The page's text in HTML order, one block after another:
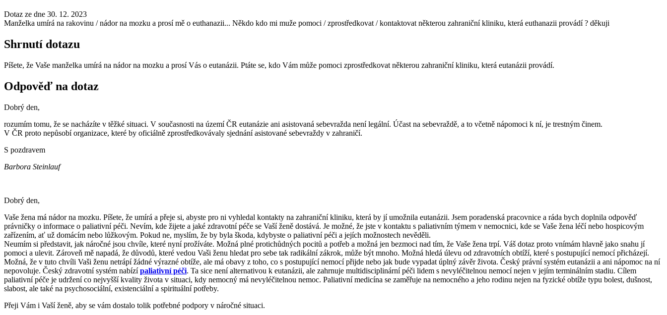
Dotaz ze dne 30. 12. 2023
Manželka umírá na rakovinu / nádor na mozku a prosí mě o euthanazii... Někdo kdo mi muže pomoci / zprostředkovat / kontaktovat některou zahraniční kliniku, která euthanazii provádí ? děkuji
Shrnutí dotazu
Píšete, že Vaše manželka umírá na nádor na mozku a prosí Vás o eutanázii. Ptáte se, kdo Vám může pomoci zprostředkovat některou zahraniční kliniku, která eutanázii provádí.
Odpověď na dotaz
Dobrý den,
rozumím tomu, že se nacházíte v těžké situaci. V současnosti na území ČR eutanázie ani asistovaná sebevražda není legální. Účast na sebevraždě, a to včetně nápomoci k ní, je trestným činem.
V ČR proto nepůsobí organizace, které by oficiálně zprostředkovávaly sjednání asistované sebevraždy v zahraničí.
S pozdravem
Barbora Steinlauf
Dobrý den,
Vaše žena má nádor na mozku. Píšete, že umírá a přeje si, abyste pro ni vyhledal kontakty na zahraniční kliniku, která by jí umožnila eutanázii. Jsem poradenská pracovnice a ráda bych doplnila odpověď
právničky o informace o paliativní péči. Nevím, kde žijete a jaké zdravotní péče se Vaší ženě dostává. Je možné, že jste v kontaktu s paliativním týmem v nemocnici, kde se Vaše žena léčí nebo hospicovým
zařízením, ať už domácím nebo lůžkovým. Pokud ne, myslím, že by byla škoda, kdybyste o paliativní péči a jejích možnostech nevěděli.
Neumím si představit, jak náročné jsou chvíle, které nyní prožíváte. Možná plné protichůdných pocitů a potřeb a možná jen bezmoci nad tím, že Vaše žena trpí. Váš dotaz proto vnímám hlavně jako snahu jí
pomoci a ulevit. Zároveň mě napadá, že důvodů, které vedou Vaši ženu hledat pro sebe tak radikální zákrok, může být mnoho. Možná hledá úlevu od zdravotních obtíží, které s postupující nemocí přicházejí.
Možná, že v tuto chvíli Vaši ženu netrápí žádné výrazné obtíže, ale má obavy z toho, co s postupující nemocí přijde nebo jak bude vypadat úplný závěr života. Český právní systém eutanázii a ani nápomoc na ní
nepovoluje. Český zdravotní systém nabízípaliativní péči. Ta sice není alternativou k eutanázii, ale zahrnuje multidisciplinární péči lidem s nevyléčitelnou nemocí nejen v jejím terminálním stadiu. Cílem
paliativní péče je udržení co nejvyšší kvality života v situaci, kdy nemocný má nevyléčitelnou nemoc. Paliativní medicína se zaměřuje na nemocného a jeho rodinu nejen na fyzické obtíže typu bolest, dušnost,
slabost, ale také na psychosociální, existenciální a spirituální potřeby.
Přeji Vám i Vaší ženě, aby se vám dostalo tolik potřebné podpory v náročné situaci.